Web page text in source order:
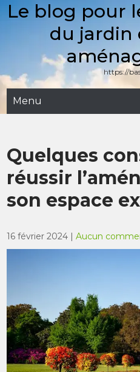
SkipLe blog pour
du jardin
https://
Menu
Quelques
réussir
son espace
16 février 2024 |Aucun